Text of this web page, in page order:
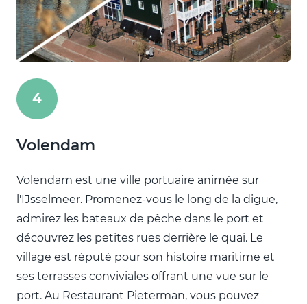
4
Volendam
Volendam est une ville portuaire animée sur
l'IJsselmeer. Promenez-vous le long de la digue,
admirez les bateaux de pêche dans le port et
découvrez les petites rues derrière le quai. Le
village est réputé pour son histoire maritime et
ses terrasses conviviales offrant une vue sur le
port. Au Restaurant Pieterman, vous pouvez